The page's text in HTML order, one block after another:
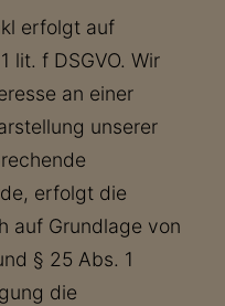
erfolgt auf
lit. f DSGVO. Wir
an einer
unserer
erfolgt die
auf Grundlage von
§ 25 Abs. 1
die